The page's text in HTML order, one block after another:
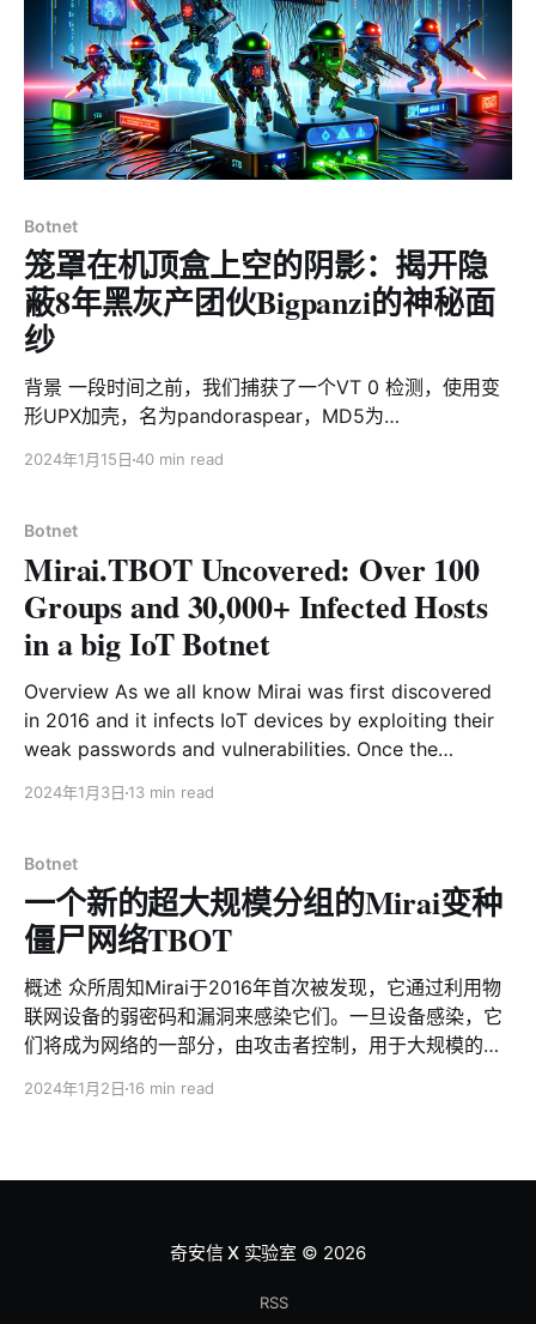
Botnet
笼罩在机顶盒上空的阴影：揭开隐
蔽8年黑灰产团伙Bigpanzi的神秘面
纱
背景 一段时间之前，我们捕获了一个VT 0 检测，使用变
形UPX加壳，名为pandoraspear，MD5为
本。在分析过程中，我们发现它硬编码了9个C2域名，其
名用以度量botnet的规模。在我们能观测的时间内bot的
巅峰日活为17万左右，绝大部分位于巴西。 当这个团伙发
现我们注册了他的域名之后，通过DDoS攻击我们注册的
域名迫使域名下线以及修改被侵入设备hosts（通过修改
机器hosts文件将特定域名指向特定IP，从而绕过DNS解
们失去了大部分视野。 很快我们完成了对样本的逆向分
析，并实现了针对该僵尸网络的攻击指令跟踪。依托于指
令跟踪，我们捕获了该僵尸网络的a.sh，pd.sh，
cpcdn.sh等下载脚本，这些脚本直接或间接的扩展了我们
从间接的层面来说，我们发现这些脚
2024年1月15日 40 min read
Botnet
Mirai.TBOT Uncovered: Over 100
Groups and 30,000+ Infected Hosts
in a big IoT Botnet
Overview As we all know Mirai was first discovered
in 2016 and it infects IoT devices by exploiting their
weak passwords and vulnerabilities. Once the
controlled by attackers for large-scale distributed
classify bots into different groups
2024年1月3日 13 min read
Botnet
一个新的超大规模分组的Mirai变种
僵尸网络TBOT
概述 众所周知Mirai于2016年首次被发现，它通过利用物
联网设备的弱密码和漏洞来感染它们。一旦设备感染，它
们将成为网络的一部分，由攻击者控制，用于大规模的分
被感染设备不同将Bot分为不同的组，以便攻击者更有效
姑且将其命名为Mirai.TBOT。Mirai.TBOT僵尸网络有以下
2024年1月2日 16 min read
奇安信 X 实验室 © 2026
RSS